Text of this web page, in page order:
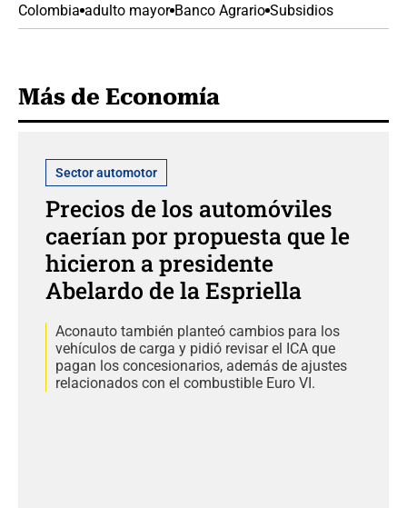
Colombia adulto mayor Banco Agrario Subsidios
Más de Economía
Sector automotor
Precios de los automóviles
caerían por propuesta que le
hicieron a presidente
Abelardo de la Espriella
Aconauto también planteó cambios para los
vehículos de carga y pidió revisar el ICA que
pagan los concesionarios, además de ajustes
relacionados con el combustible Euro VI.